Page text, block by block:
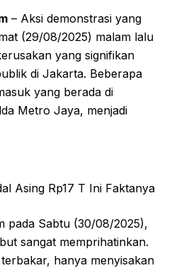
– Aksi demonstrasi yang
(29/08/2025) malam lalu
yang signifikan
di Jakarta. Beberapa
yang berada di
Metro Jaya, menjadi
Asing Rp17 T Ini Faktanya
pada Sabtu (30/08/2025),
sangat memprihatinkan.
hanya menyisakan